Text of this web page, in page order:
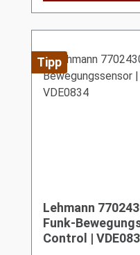
Tipp
Lehmann
Funk-
Control |